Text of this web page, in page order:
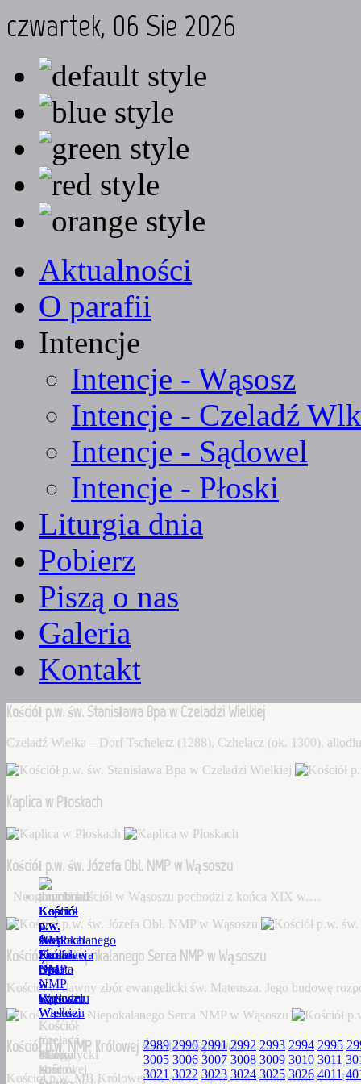
czwartek, 06 Sie 2026
Aktualności
O parafii
Intencje
Intencje - Wąsosz
Intencje - Czeladź
Intencje - Sądowel
Intencje - Płoski
Liturgia dnia
Pobierz
Piszą o nas
Galeria
Kontakt
Kościół p.w. św. Stanisława Bpa w Czeladzi Wielkiej
Czeladź Wielka – Dorf Tscheletz (1288), Czhelacz (ok. 1300),
Kaplica w Płoskach
Kościół p.w. św. Józefa Obl. NMP w Wąsoszu
Neogotycki kościół w Wąsoszu pochodzi z końca XIX w.…
Kościół p.w. Niepokalanego Serca NMP w Wąsoszu
Kościół to dawny zbór ewangelicki św. Mateusza. Jego budowę
Kościół p.w. NMP Królowej Świata w Sądowelu
Kościół p.w. MB Królowej Świata w Sądowelu wybudowany w
Kościół
p.w.
św.
Stanisława
Bpa
w
Czeladzi
Wielkiej
Czeladź
Wielka
–
Kaplica
w
Płoskach
Kościół
p.w.
św.
Józefa
Obl.
NMP
w
Wąsoszu
Neogotycki
kościół
Kościół
p.w.
Niepokalanego
Serca
NMP
w
Wąsoszu
Kościół
to
dawny
zbór
Kościół
p.w.
NMP
Królowej
Świata
w
Sądowelu
Kościół
p.w.
MB
Królowej
2989 2990 2991 2992 2993 2994 2995
3005 3006 3007 3008 3009 3010 3011
3021 3022 3023 3024 3025 3026 4011